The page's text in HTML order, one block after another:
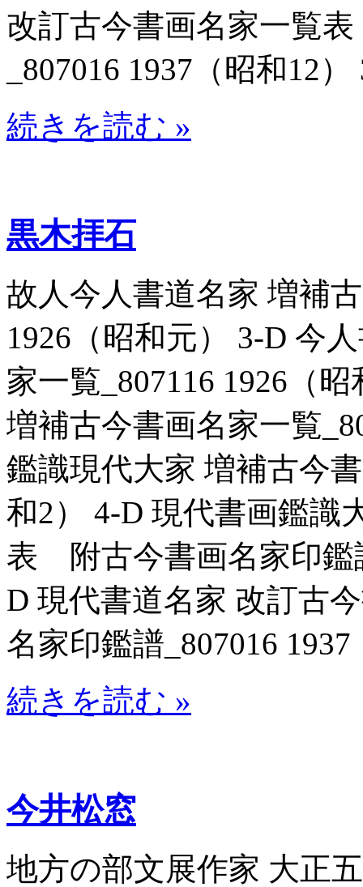
改訂古今書画名家一覧
_807016 1937（昭和12
続きを読む »
黒木拝石
故人今人書道名家 増補
1926（昭和元） 3-D 今
家一覧_807116 1926（
増補古今書画名家一覧
鑑識現代大家 増補古今
和2） 4-D 現代書画鑑識
表 附古今書画名家印鑑
D 現代書道名家 改訂古
名家印鑑譜_807016
続きを読む »
今井松窓
地方の部文展作家 大正